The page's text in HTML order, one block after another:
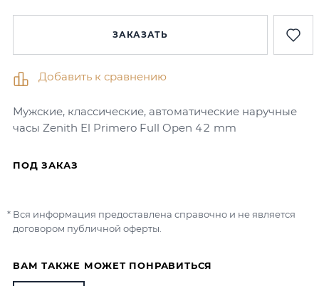
Мужские, классические, автоматические наручные
часы Zenith El Primero Full Open 42 mm
ЗАКАЗАТЬ
Добавить к сравнению
ВАМ ТАКЖЕ МОЖЕТ ПОНРАВИТЬСЯ
ПОД ЗАКАЗ
Вся информация предоставлена справочно и не является
договором публичной оферты.